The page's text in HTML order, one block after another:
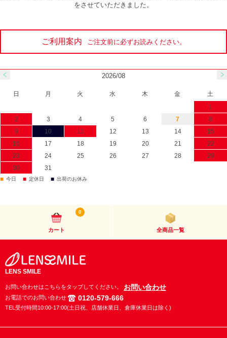
をさせていただきました。
ご利用案内 ご注文前に必ずお読みください。
2026/08
日 月 火 水 木 金
土
1
2
3 4 5 6 7
8
9
10 11 12 13 14
15
16
17 18 19 20 21
22
23
24 25 26 27 28
29
30
31
■ 今日 ■ 定休日 ■ 出荷のお休み
カート
0
全商品一覧
LENS SMILE
お問い合わせはこちらをタップしてください。 お問い合わせ
お電話でのお問い合わせ 0120-579-666
TEL受付時間10:00-17:00(土日祝、店舗休業日、倉庫休業日は除く)